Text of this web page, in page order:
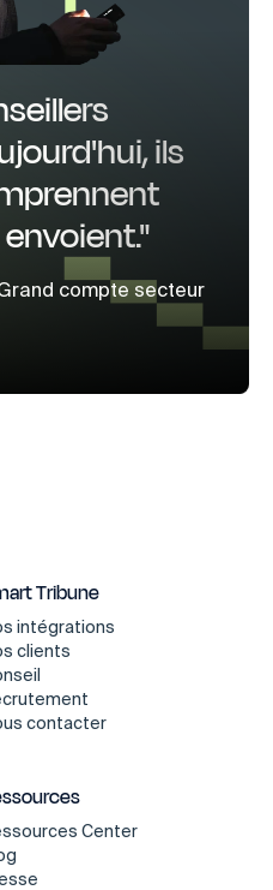
ils
compte secteur
Tribune
intégrations
clients
contacter
Center